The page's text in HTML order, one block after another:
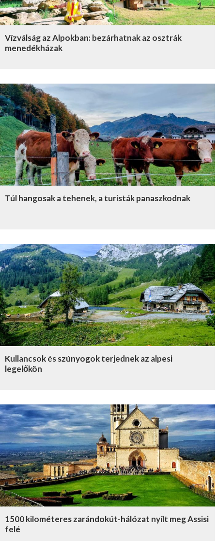
Vízválság az Alpokban: bezárhatnak az osztrák
menedékházak
Túl hangosak a tehenek, a turisták panaszkodnak
Kullancsok és szúnyogok terjednek az alpesi
legelőkön
1500 kilométeres zarándokút-hálózat nyílt meg Assisi
felé